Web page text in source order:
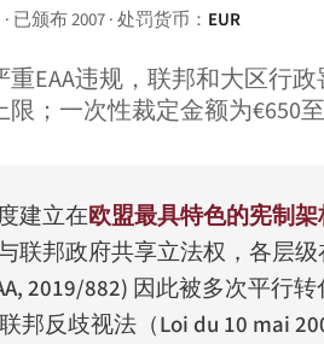
已颁布 2007 · 处罚货币： EUR
EAA违规，联邦和大区行
；一次性裁定金额为€650至
建立在欧盟最具特色的宪制
联邦政府共享立法权，各层
2019/882) 因此被多次平
邦反歧视法（Loi du 10 mai